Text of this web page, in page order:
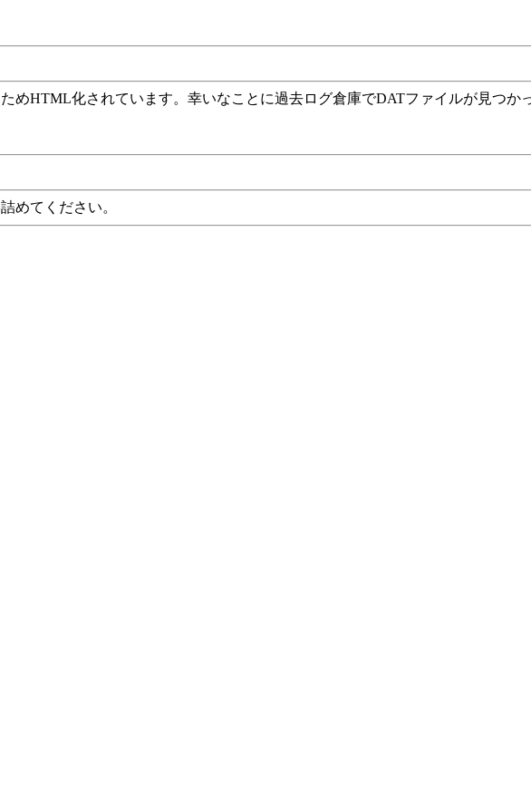
めHTML化されています。幸いなことに過去ログ倉庫でDATファイルが見つか
めてください。